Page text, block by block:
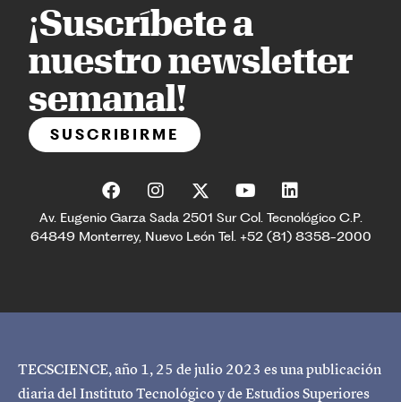
¡Suscríbete a
nuestro newsletter
semanal!
SUSCRIBIRME
Av. Eugenio Garza Sada 2501 Sur Col. Tecnológico C.P.
64849 Monterrey, Nuevo León Tel. +52 (81) 8358-2000
TECSCIENCE, año 1, 25 de julio 2023 es una publicación
diaria del Instituto Tecnológico y de Estudios Superiores